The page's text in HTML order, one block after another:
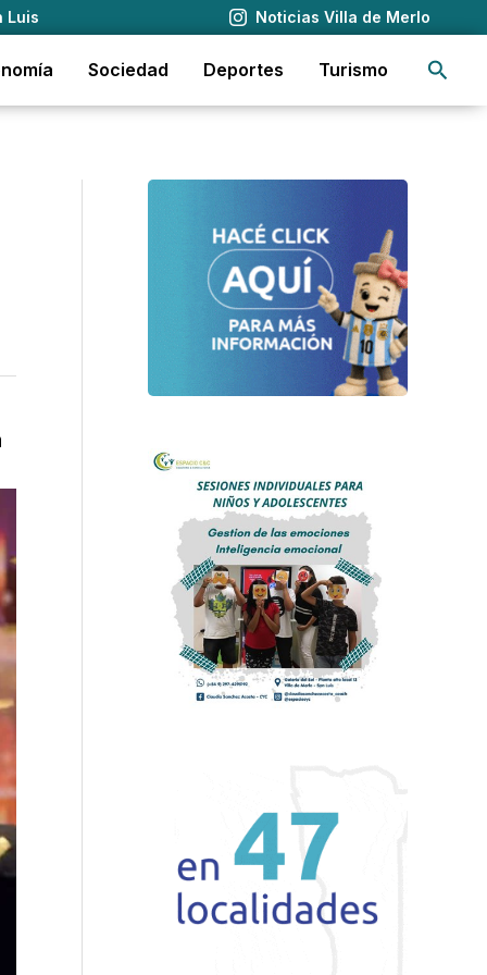
Luis Noticias Villa de Merlo
Sociedad Deportes Turismo